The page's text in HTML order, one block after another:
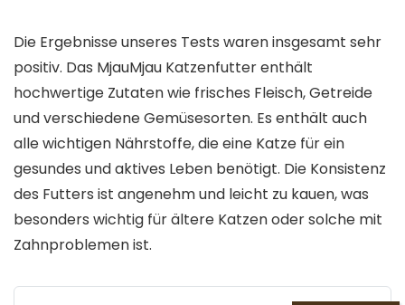
Die Ergebnisse unseres Tests waren insgesamt sehr
positiv. Das MjauMjau Katzenfutter enthält
hochwertige Zutaten wie frisches Fleisch, Getreide
und verschiedene Gemüsesorten. Es enthält auch
alle wichtigen Nährstoffe, die eine Katze für ein
gesundes und aktives Leben benötigt. Die Konsistenz
des Futters ist angenehm und leicht zu kauen, was
besonders wichtig für ältere Katzen oder solche mit
Zahnproblemen ist.